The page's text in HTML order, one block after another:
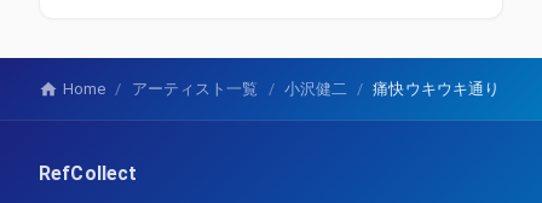
Home / アーティスト一覧 / 小沢健二 / 痛快ウキウキ通り
RefCollect